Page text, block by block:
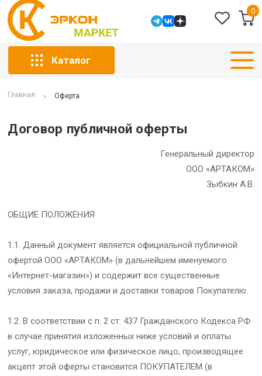
0
Каталог
Главная Оферта
Договор публичной оферты
Генеральный директор
ООО «АРТАКОМ»
Зыбкин А.В.
ОБЩИЕ ПОЛОЖЕНИЯ
1.1. Данный документ является официальной публичной
офертой ООО «АРТАКОМ» (в дальнейшем именуемого
«Интернет-магазин») и содержит все существенные
условия заказа, продажи и доставки товаров Покупателю.
1.2. В соответствии с п. 2 ст. 437 Гражданского Кодекса РФ
в случае принятия изложенных ниже условий и оплаты
услуг, юридическое или физическое лицо, производящее
акцепт этой оферты становится ПОКУПАТЕЛЕМ (в